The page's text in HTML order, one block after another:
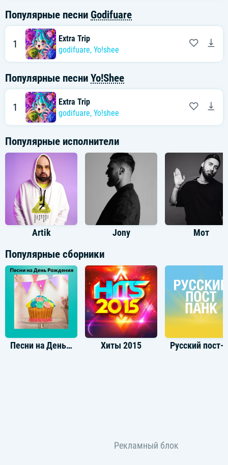
Популярные песни Godifuare
1
Extra Trip
godifuare, Yo!shee
Популярные песни Yo!Shee
1
Extra Trip
godifuare, Yo!shee
Популярные исполнители
Artik Jony Мот
Популярные сборники
Песни на День Рождения Хиты 2015